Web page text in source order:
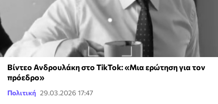
Βίντεο Ανδρουλάκη στο TikTok: «Μια ερώτηση για τον
πρόεδρο»
Πολιτική 29.03.2026 17:47